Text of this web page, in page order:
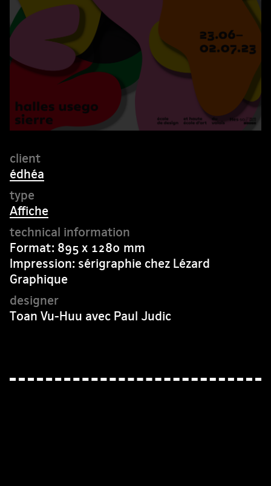
édhéa
Affiche
Format: 895 x 1280 mm
Impression: sérigraphie chez Lézard
Graphique
Toan Vu-Huu avec Paul Judic